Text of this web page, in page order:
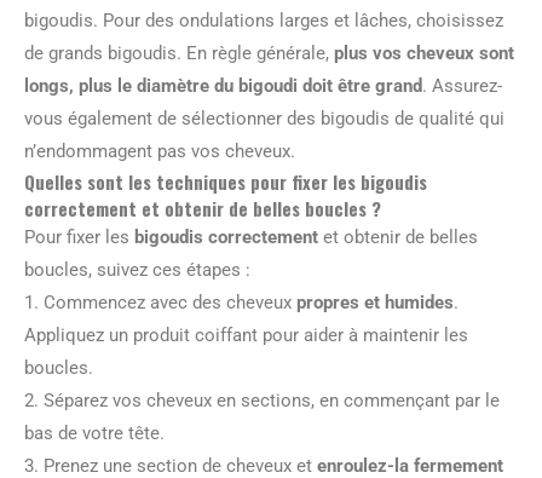
bigoudis. Pour des ondulations larges et lâches, choisissez
de grands bigoudis. En règle générale, plus vos cheveux sont
longs, plus le diamètre du bigoudi doit être grand. Assurez-
vous également de sélectionner des bigoudis de qualité qui
n’endommagent pas vos cheveux.
Quelles sont les techniques pour fixer les bigoudis
correctement et obtenir de belles boucles ?
Pour fixer les bigoudis correctement et obtenir de belles
boucles, suivez ces étapes :
1. Commencez avec des cheveux propres et humides.
Appliquez un produit coiffant pour aider à maintenir les
boucles.
2. Séparez vos cheveux en sections, en commençant par le
bas de votre tête.
3. Prenez une section de cheveux et enroulez-la fermement